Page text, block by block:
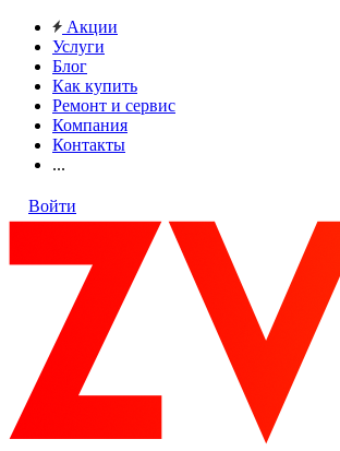
Акции
Услуги
Блог
Как купить
Ремонт и сервис
Компания
Контакты
...
Войти